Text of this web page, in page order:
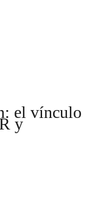
el vínculo
y